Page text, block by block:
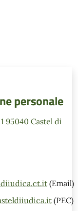
personale
95040 Castel di
(Email)
(PEC)